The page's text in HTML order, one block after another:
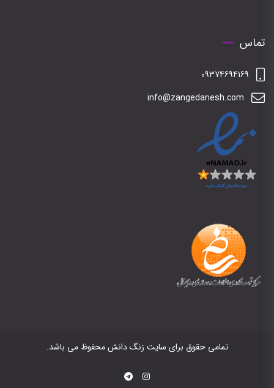
تماس
09374694169
info@zangedanesh.com
تمامی حقوق برای سایت زنگ دانش محفوظ می باشد.